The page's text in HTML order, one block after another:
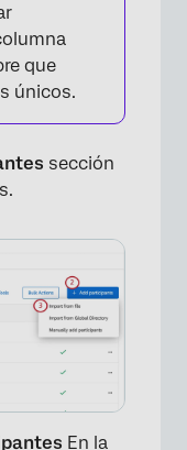
que
únicos.
sección
En la